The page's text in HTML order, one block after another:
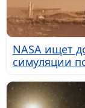
NASA ищет
симуляции